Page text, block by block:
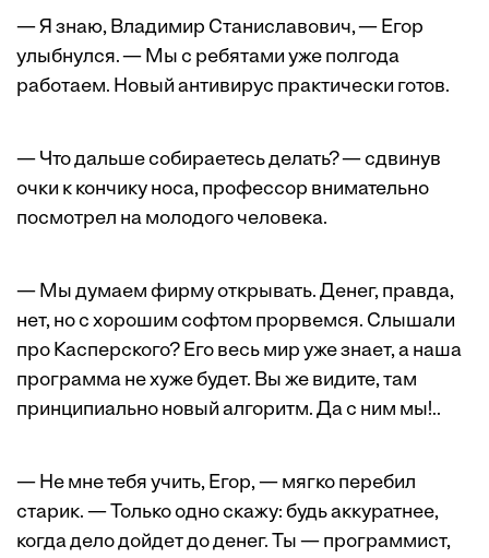
— Я знаю, Владимир Станиславович, — Егор
улыбнулся. — Мы с ребятами уже полгода
работаем. Новый антивирус практически готов.
— Что дальше собираетесь делать? — сдвинув
очки к кончику носа, профессор внимательно
посмотрел на молодого человека.
— Мы думаем фирму открывать. Денег, правда,
нет, но с хорошим софтом прорвемся. Слышали
про Касперского? Его весь мир уже знает, а наша
программа не хуже будет. Вы же видите, там
принципиально новый алгоритм. Да с ним мы!..
— Не мне тебя учить, Егор, — мягко перебил
старик. — Только одно скажу: будь аккуратнее,
когда дело дойдет до денег. Ты — программист,